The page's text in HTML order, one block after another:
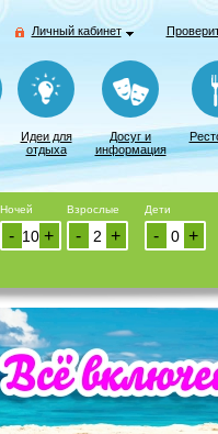
Личный кабинет
Идеи для
отдыха
Досуг и
информация
Ночей
+
-
Взрослые
+
-
Дети
+
-